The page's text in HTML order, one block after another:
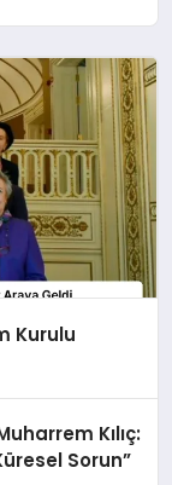
Kurulu
Kılıç:
Sorun”